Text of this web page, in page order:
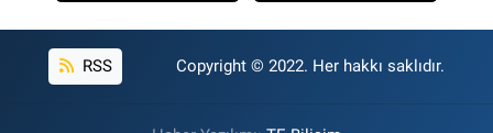
RSS Copyright © 2022. Her hakkı saklıdır.